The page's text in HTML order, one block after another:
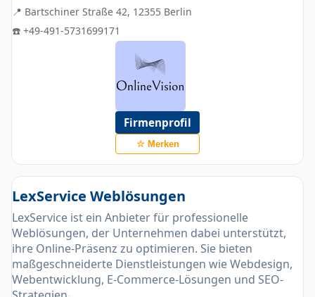
📍 Bartschiner Straße 42, 12355 Berlin
☎️ +49-491-5731699171
Firmenprofil
☆ Merken
LexService Weblösungen
LexService ist ein Anbieter für professionelle
Weblösungen, der Unternehmen dabei unterstützt,
ihre Online-Präsenz zu optimieren. Sie bieten
maßgeschneiderte Dienstleistungen wie Webdesign,
Webentwicklung, E-Commerce-Lösungen und SEO-